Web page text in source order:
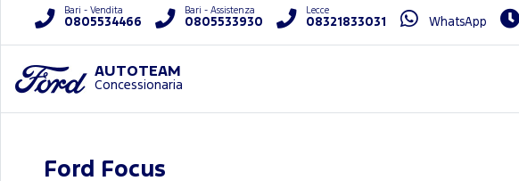
Bari - Vendita
0805534466
Bari - Assistenza
0805533930
Lecce
08321833031 WhatsApp
AUTOTEAM
Concessionaria
Ford Focus